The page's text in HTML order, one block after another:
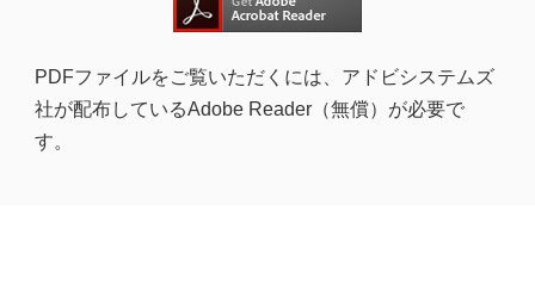
PDFファイルをご覧いただくには、アドビシステムズ
社が配布しているAdobe Reader（無償）が必要で
す。